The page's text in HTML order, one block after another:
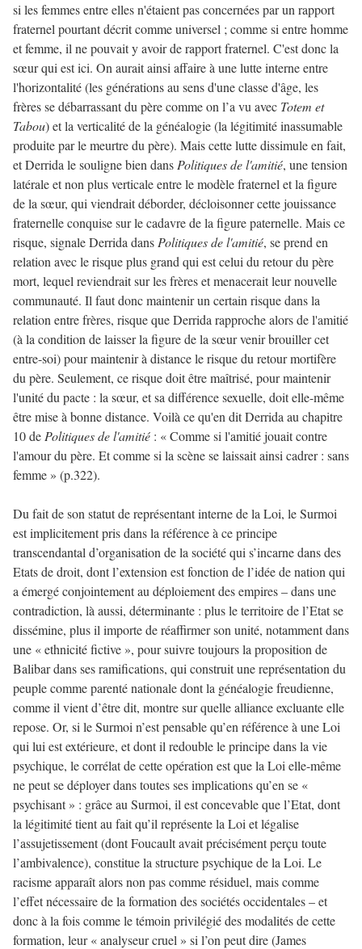
si les femmes entre elles n'étaient pas concernées par un rapport
fraternel pourtant décrit comme universel ; comme si entre homme
et femme, il ne pouvait y avoir de rapport fraternel. C'est donc la
sœur qui est ici. On aurait ainsi affaire à une lutte interne entre
l'horizontalité (les générations au sens d'une classe d'âge, les
frères se débarrassant du père comme on l’a vu avec Totem et
Tabou) et la verticalité de la généalogie (la légitimité inassumable
produite par le meurtre du père). Mais cette lutte dissimule en fait,
et Derrida le souligne bien dans Politiques de l'amitié, une tension
latérale et non plus verticale entre le modèle fraternel et la figure
de la sœur, qui viendrait déborder, décloisonner cette jouissance
fraternelle conquise sur le cadavre de la figure paternelle. Mais ce
risque, signale Derrida dans Politiques de l'amitié, se prend en
relation avec le risque plus grand qui est celui du retour du père
mort, lequel reviendrait sur les frères et menacerait leur nouvelle
communauté. Il faut donc maintenir un certain risque dans la
relation entre frères, risque que Derrida rapproche alors de l'amitié
(à la condition de laisser la figure de la sœur venir brouiller cet
entre-soi) pour maintenir à distance le risque du retour mortifère
du père. Seulement, ce risque doit être maîtrisé, pour maintenir
l'unité du pacte : la sœur, et sa différence sexuelle, doit elle-même
être mise à bonne distance. Voilà ce qu'en dit Derrida au chapitre
10 de Politiques de l'amitié : « Comme si l'amitié jouait contre
l'amour du père. Et comme si la scène se laissait ainsi cadrer : sans
femme » (p.322).
Du fait de son statut de représentant interne de la Loi, le Surmoi
est implicitement pris dans la référence à ce principe
transcendantal d’organisation de la société qui s’incarne dans des
Etats de droit, dont l’extension est fonction de l’idée de nation qui
a émergé conjointement au déploiement des empires – dans une
contradiction, là aussi, déterminante : plus le territoire de l’Etat se
dissémine, plus il importe de réaffirmer son unité, notamment dans
une « ethnicité fictive », pour suivre toujours la proposition de
Balibar dans ses ramifications, qui construit une représentation du
peuple comme parenté nationale dont la généalogie freudienne,
comme il vient d’être dit, montre sur quelle alliance excluante elle
repose. Or, si le Surmoi n’est pensable qu’en référence à une Loi
qui lui est extérieure, et dont il redouble le principe dans la vie
psychique, le corrélat de cette opération est que la Loi elle-même
ne peut se déployer dans toutes ses implications qu’en se «
psychisant » : grâce au Surmoi, il est concevable que l’Etat, dont
la légitimité tient au fait qu’il représente la Loi et légalise
l’assujetissement (dont Foucault avait précisément perçu toute
l’ambivalence), constitue la structure psychique de la Loi. Le
racisme apparaît alors non pas comme résiduel, mais comme
l’effet nécessaire de la formation des sociétés occidentales – et
donc à la fois comme le témoin privilégié des modalités de cette
formation, leur « analyseur cruel » si l’on peut dire (James